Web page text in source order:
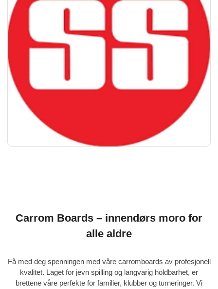
Carrom Boards – innendørs moro for
alle aldre
Få med deg spenningen med våre carromboards av profesjonell
kvalitet. Laget for jevn spilling og langvarig holdbarhet, er
brettene våre perfekte for familier, klubber og turneringer. Vi